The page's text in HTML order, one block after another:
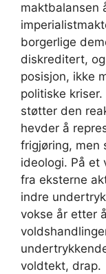
maktbalansen
borgerlige
diskreditert,
posisjon, ikke
politiske
støtter den
hevder å
frigjøring, men
ideologi. På et
fra eksterne
indre
vokse år etter
voldtekt, drap.